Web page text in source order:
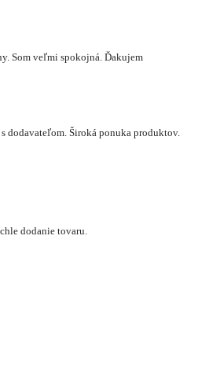
Som veľmi spokojná. Ďakujem
dodavateľom. Široká ponuka produktov.
dodanie tovaru.